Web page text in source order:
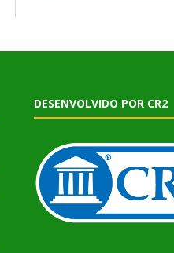
DESENVOLVIDO POR CR2